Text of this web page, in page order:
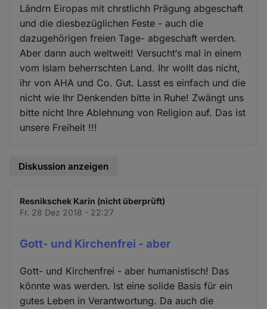
Ländrn Eiropas mit chrstlichh Prägung abgeschaft
und die diesbezüglichen Feste - auch die
dazugehörigen freien Tage- abgeschaft werden.
Aber dann auch weltweit! Versucht‘s mal in einem
vom Islam beherrschten Land. Ihr wollt das nicht,
ihr von AHA und Co. Gut. Lasst es einfach und die
nicht wie Ihr Denkenden bitte in Ruhe! Zwängt uns
bitte nicht Ihre Ablehnung von Religion auf. Das ist
unsere Freiheit !!!
Diskussion anzeigen
Resnikschek Karin (nicht überprüft)
Fr. 28 Dez 2018 - 22:27
Gott- und Kirchenfrei - aber
Gott- und Kirchenfrei - aber humanistisch! Das
könnte was werden. Ist eine solide Basis für ein
gutes Leben in Verantwortung. Da auch die